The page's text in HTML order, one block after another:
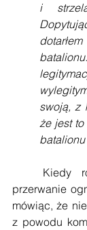
i
swoją, z
że jest
Kiedy
przerwanie
mówiąc, że
z powodu